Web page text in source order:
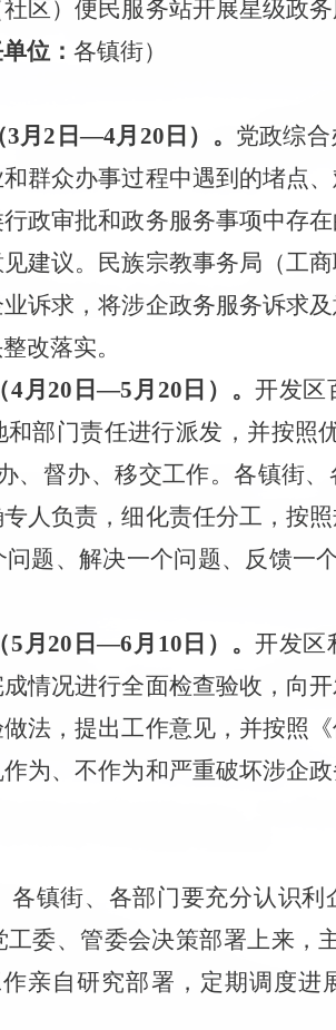
区）便民服务站开展星级政务
位： 各镇街）
3月2 日—4月 20 日）。 党政综合
群众办事过程中遇到的堵点
政审批和政务服务事项中存在
建议。民族宗教事务局（工
诉求，将涉企政务服务诉求
改落实。
4月20 日—5月 20 日）。开发区
部门责任进行派发，并按照
、督办、移交工作。各镇街、
人负责，细化责任分工，按
题、解决一个问题、反馈一
5月20 日—6月 10 日）。开发区
情况进行全面检查验收，向
法，提出工作意见，并按照《
为、不作为和严重破坏涉企
各镇街、 各部门要充分认识利
工委、管委会决策部署上来，
亲自研究部署，定期调度进